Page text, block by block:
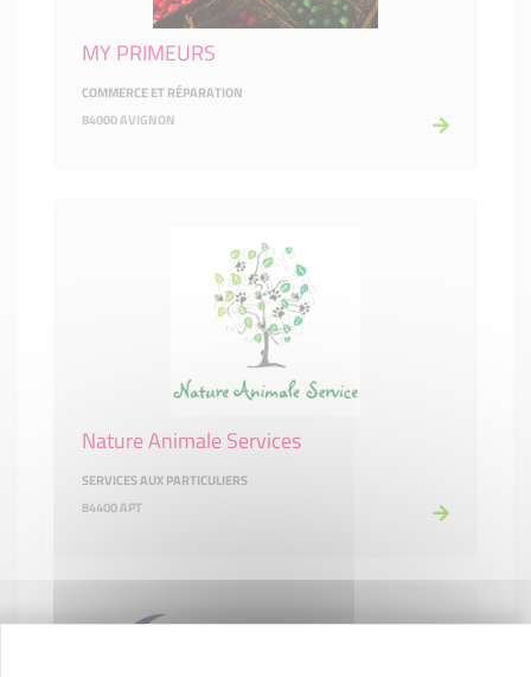
MY PRIMEURS
COMMERCE ET RÉPARATION
84000 AVIGNON
Nature Animale Services
SERVICES AUX PARTICULIERS
84400 APT